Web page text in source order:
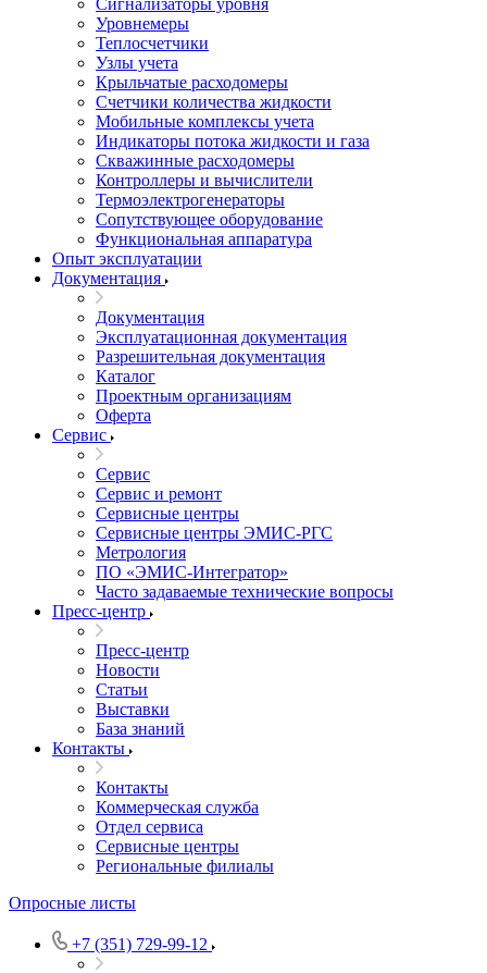
Сигнализаторы уровня
Уровнемеры
Теплосчетчики
Узлы учета
Крыльчатые расходомеры
Счетчики количества жидкости
Мобильные комплексы учета
Индикаторы потока жидкости и газа
Скважинные расходомеры
Контроллеры и вычислители
Термоэлектрогенераторы
Сопутствующее оборудование
Функциональная аппаратура
Опыт эксплуатации
Документация
Документация
Эксплуатационная документация
Разрешительная документация
Каталог
Проектным организациям
Оферта
Сервис
Сервис
Сервис и ремонт
Сервисные центры
Сервисные центры ЭМИС-РГС
Метрология
ПО «ЭМИС-Интегратор»
Часто задаваемые технические вопросы
Пресс-центр
Пресс-центр
Новости
Статьи
Выставки
База знаний
Контакты
Контакты
Коммерческая служба
Отдел сервиса
Сервисные центры
Региональные филиалы
Опросные листы
+7 (351) 729-99-12